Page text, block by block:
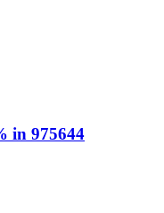
in 975644